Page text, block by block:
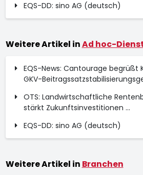
EQS-DD: sino AG (deutsch)
Weitere Artikel inAd hoc-
EQS-News: Cantourage begrüßt
GKV-
OTS: Landwirtschaftliche
stärkt Zukunftsinvestitionen ...
EQS-DD: sino AG (deutsch)
Weitere Artikel in Branchen